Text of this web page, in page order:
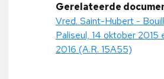
Gerelateerde
Vred. Saint-Hubert -
Paliseul, 14 oktober 2015
2016 (A.R. 15A55)